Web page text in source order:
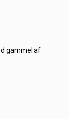
gammel af